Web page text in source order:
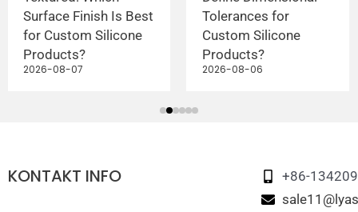
Surface Finish Is Best
for Custom Silicone
Products?
2026-08-07
Tolerances for
Custom Silicone
Products?
2026-08-06
KONTAKT INFO
+86-